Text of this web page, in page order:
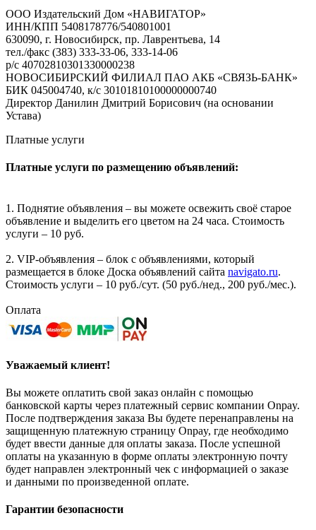
ООО Издательский Дом «НАВИГАТОР»
ИНН/КПП 5408178776/540801001
630090, г. Новосибирск, пр. Лаврентьева, 14
тел./факс (383) 333-33-06, 333-14-06
р/с 40702810301330000238
НОВОСИБИРСКИЙ ФИЛИАЛ ПАО АКБ «СВЯЗЬ-БАНК»
БИК 045004740, к/с 30101810100000000740
Директор Данилин Дмитрий Борисович (на основании
Устава)
Платные услуги
Платные услуги по размещению объявлений:
1. Поднятие объявления – вы можете освежить своё старое
объявление и выделить его цветом на 24 часа. Стоимость
услуги – 10 руб.
2. VIP-объявления – блок с объявлениями, который
размещается в блоке Доска объявлений сайта navigato.ru.
Стоимость услуги – 10 руб./сут. (50 руб./нед., 200 руб./мес.).
Оплата
Уважаемый клиент!
Вы можете оплатить свой заказ онлайн с помощью
банковской карты через платежный сервис компании Onpay.
После подтверждения заказа Вы будете перенаправлены на
защищенную платежную страницу Onpay, где необходимо
будет ввести данные для оплаты заказа. После успешной
оплаты на указанную в форме оплаты электронную почту
будет направлен электронный чек с информацией о заказе
и данными по произведенной оплате.
Гарантии безопасности